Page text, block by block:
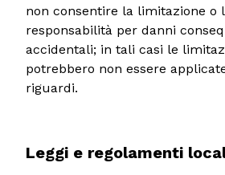
non consentire la limitazione o
responsabilità per danni
accidentali; in tali casi le
potrebbero non essere
riguardi.
Leggi e regolamenti